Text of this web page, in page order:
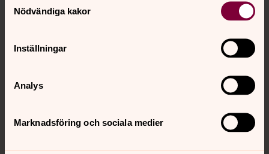
Nödvändiga kakor
Inställningar
Analys
Marknadsföring och sociala medier
Tillbaka till toppen
Tillbaka till innehållet
Kalender